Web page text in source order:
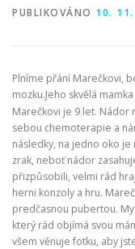
AKTUALITY
PUBLIKOVÁNO 10.
Plníme přání Marečkovi,
mozku.Jeho skvělá
Marečkovi je 9 let. Nádor
sebou chemoterapie a
následky, na jedno oko
zrak, neboť nádor
přizpůsobili, velmi rád
herni konzoly a hru.
predčasnou pubertou.
který rád objímá svou
všem věnuje fotku, aby